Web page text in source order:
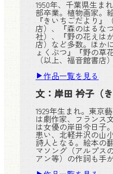
1950年、千葉県生ま
部卒業。植物画家。
『きいちごだより』
店）、『森のはるな
社）、『野の花えは
店）など多数。ほか
ょくぶつ』『野の草
（以上、福音館書店
作品一覧を見る
文： 岸田 衿子 （
1929年生まれ。東京
は劇作家、フランス
は女優の岸田今日子
患い、北軽井沢の山
詩人となる。絵本の
マソング（アルプス
アン等）の作詞も手